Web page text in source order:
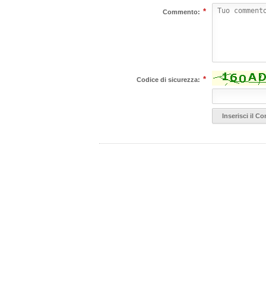
Commento: *
Codice di sicurezza: *